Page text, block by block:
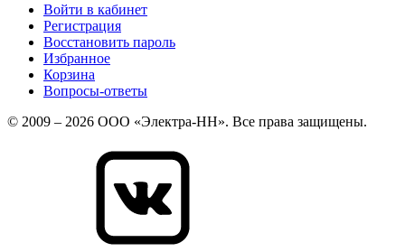
Войти в кабинет
Регистрация
Восстановить пароль
Избранное
Корзина
Вопросы-ответы
© 2009 – 2026 ООО «Электра-НН». Все права защищены.